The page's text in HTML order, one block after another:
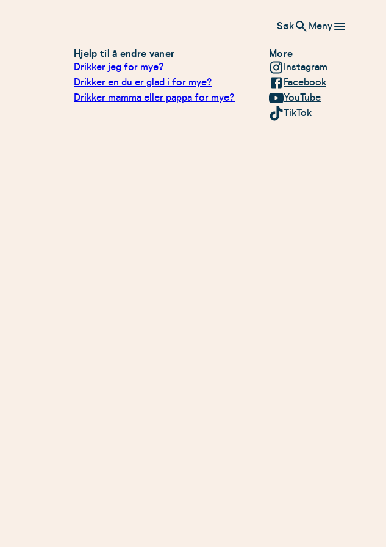
Søk Meny
Hjelp til å endre vaner
Drikker jeg for mye?
Drikker en du er glad i for mye?
Drikker mamma eller pappa for mye?
More
Instagram
Facebook
YouTube
TikTok